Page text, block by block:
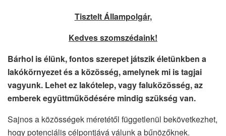
Tisztelt Állampolgár,
Kedves szomszédaink!
Bárhol is élünk, fontos szerepet játszik életünkben a
lakókörnyezet és a közösség, amelynek mi is tagjai
vagyunk. Lehet ez lakótelep, vagy faluközösség, az
emberek együttműködésére mindig szükség van.
Sajnos a közösségek méretétől függetlenül bekövetkezhet,
hogy potenciális célpontjává válunk a bűnözőknek.